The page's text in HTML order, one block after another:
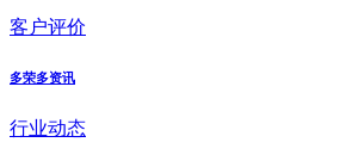
客户评价
多荣多资讯
行业动态